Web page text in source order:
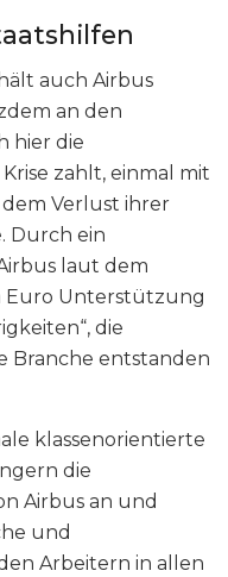
auch Airbus
an den
hier die
zahlt, einmal mit
Verlust ihrer
Durch ein
laut dem
Euro Unterstützung
die
Branche entstanden
klassenorientierte
die
Airbus an und
und
Arbeitern in allen